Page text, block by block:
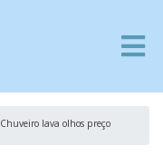
Chuveiro lava olhos preço